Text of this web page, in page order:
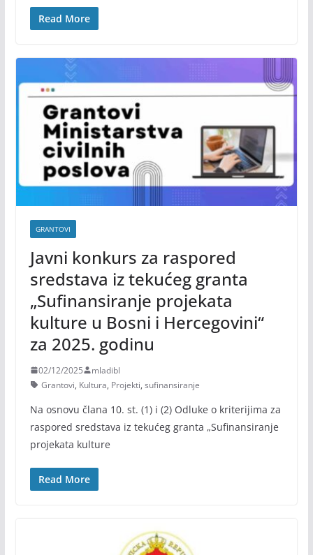
Read More
GRANTOVI
Javni konkurs za raspored
sredstava iz tekućeg granta
„Sufinansiranje projekata
kulture u Bosni i Hercegovini“
za 2025. godinu
02/12/2025
mladibl
Grantovi, Kultura, Projekti, sufinansiranje
Na osnovu člana 10. st. (1) i (2) Odluke o kriterijima za
raspored sredstava iz tekućeg granta „Sufinansiranje
projekata kulture
Read More